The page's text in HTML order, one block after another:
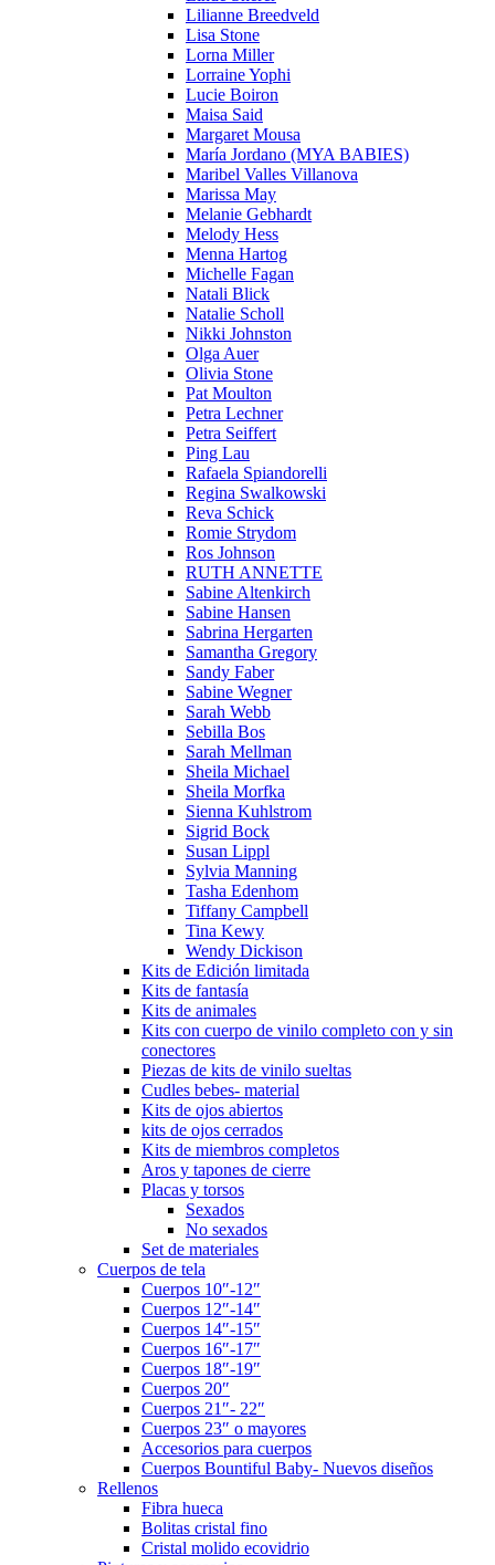
Lilianne Breedveld
Lisa Stone
Lorna Miller
Lorraine Yophi
Lucie Boiron
Maisa Said
Margaret Mousa
María Jordano (MYA BABIES)
Maribel Valles Villanova
Marissa May
Melanie Gebhardt
Melody Hess
Menna Hartog
Michelle Fagan
Natali Blick
Natalie Scholl
Nikki Johnston
Olga Auer
Olivia Stone
Pat Moulton
Petra Lechner
Petra Seiffert
Ping Lau
Rafaela Spiandorelli
Regina Swalkowski
Reva Schick
Romie Strydom
Ros Johnson
RUTH ANNETTE
Sabine Altenkirch
Sabine Hansen
Sabrina Hergarten
Samantha Gregory
Sandy Faber
Sabine Wegner
Sarah Webb
Sebilla Bos
Sarah Mellman
Sheila Michael
Sheila Morfka
Sienna Kuhlstrom
Sigrid Bock
Susan Lippl
Sylvia Manning
Tasha Edenhom
Tiffany Campbell
Tina Kewy
Wendy Dickison
Kits de Edición limitada
Kits de fantasía
Kits de animales
Kits con cuerpo de vinilo completo con y sin
conectores
Piezas de kits de vinilo sueltas
Cudles bebes- material
Kits de ojos abiertos
kits de ojos cerrados
Kits de miembros completos
Aros y tapones de cierre
Placas y torsos
Sexados
No sexados
Set de materiales
Cuerpos de tela
Cuerpos 10″-12″
Cuerpos 12″-14″
Cuerpos 14″-15″
Cuerpos 16″-17″
Cuerpos 18″-19″
Cuerpos 20″
Cuerpos 21″- 22″
Cuerpos 23″ o mayores
Accesorios para cuerpos
Cuerpos Bountiful Baby- Nuevos diseños
Rellenos
Fibra hueca
Bolitas cristal fino
Cristal molido ecovidrio